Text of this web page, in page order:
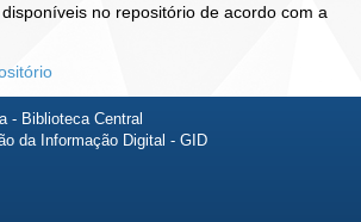
no repositório de acordo com a
- Biblioteca Central
da Informação Digital - GID